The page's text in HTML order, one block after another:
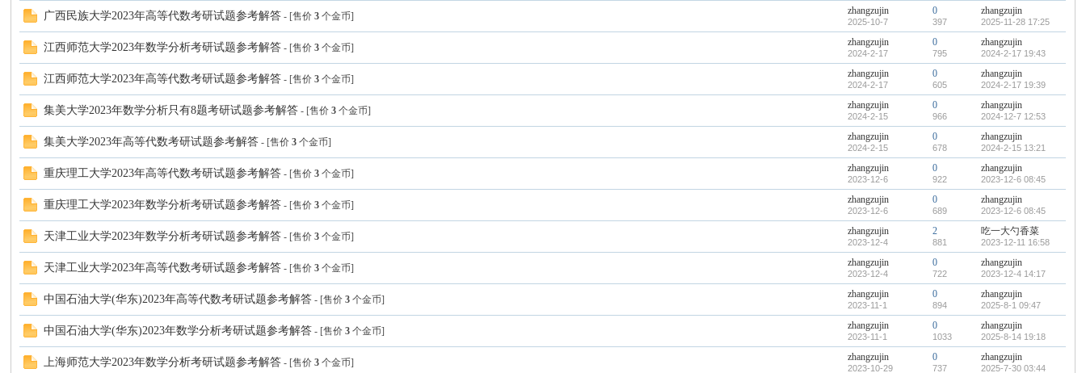
广西民族大学2023年高等代数考研试题参考解答 - [售价3 个金币] zhangzujin
2025-10-7
0
397
zhangzujin
2025-11-28 17:25
江西师范大学2023年数学分析考研试题参考解答 - [售价3 个金币] zhangzujin
2024-2-17
0
795
zhangzujin
2024-2-17 19:43
江西师范大学2023年高等代数考研试题参考解答 - [售价3 个金币] zhangzujin
2024-2-17
0
605
zhangzujin
2024-2-17 19:39
集美大学2023年数学分析只有8题考研试题参考解答 - [售价3 个金币] zhangzujin
2024-2-15
0
966
zhangzujin
2024-12-7 12:53
集美大学2023年高等代数考研试题参考解答 - [售价3 个金币] zhangzujin
2024-2-15
0
678
zhangzujin
2024-2-15 13:21
重庆理工大学2023年高等代数考研试题参考解答 - [售价3 个金币] zhangzujin
2023-12-6
0
922
zhangzujin
2023-12-6 08:45
重庆理工大学2023年数学分析考研试题参考解答 - [售价3 个金币] zhangzujin
2023-12-6
0
689
zhangzujin
2023-12-6 08:45
天津工业大学2023年数学分析考研试题参考解答 - [售价3 个金币] zhangzujin
2023-12-4
2
881
吃一大勺香菜
2023-12-11 16:58
天津工业大学2023年高等代数考研试题参考解答 - [售价3 个金币] zhangzujin
2023-12-4
0
722
zhangzujin
2023-12-4 14:17
中国石油大学(华东)2023年高等代数考研试题参考解答 - [售价3 个金币] zhangzujin
2023-11-1
0
894
zhangzujin
2025-8-1 09:47
中国石油大学(华东)2023年数学分析考研试题参考解答 - [售价3 个金币] zhangzujin
2023-11-1
0
1033
zhangzujin
2025-8-14 19:18
上海师范大学2023年数学分析考研试题参考解答 - [售价3 个金币] zhangzujin
2023-10-29
0
737
zhangzujin
2025-7-30 03:44